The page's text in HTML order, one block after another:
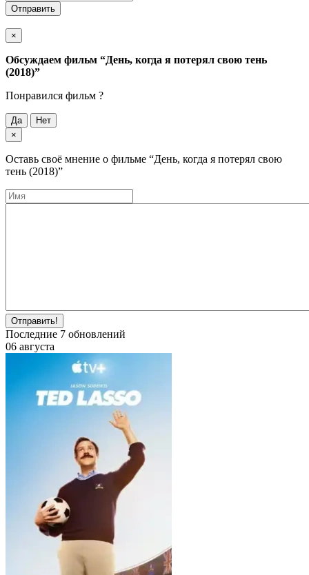
Отправить
×
Обсуждаем фильм “День, когда я потерял свою тень
(2018)”
Понравился фильм ?
Да
Нет
×
Оставь своё мнение о фильме “День, когда я потерял свою
тень (2018)”
Отправить!
Последние 7 обновлений
06 августа